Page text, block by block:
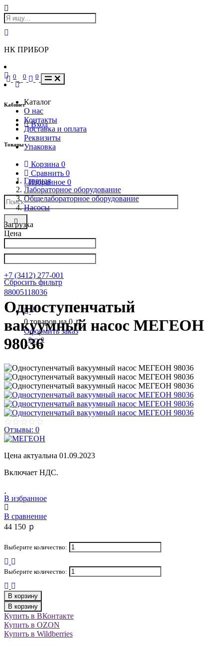
НК ПРИБОР
Кабинет
Вход
Товары
Корзина 0
Сравнить 0
Избранное 0
Написать в Телеграм
+7 (3412) 277-001
88005118036
0
0 товаров на0 p
Оформить заказ
0 0
0 0 0
Каталог
О нас
Контакты
Доставка и оплата
Реквизиты
Упаковка
Главная
Лабораторное оборудование
Общелабораторное оборудование
Насосы
Загрузка
Цена
Сбросить фильтр
Одноступенчатый
вакуумный насос МЕГЕОН
98036
Отзывы: 0
Цена актуальна 01.09.2023
Включает НДС.
В избранное
В сравнение
44 150 p
Выберите количество:
Выберите количество:
В корзину
В корзину
Купить в ВКонтакте
Купить в OZON
Купить в Wildberries